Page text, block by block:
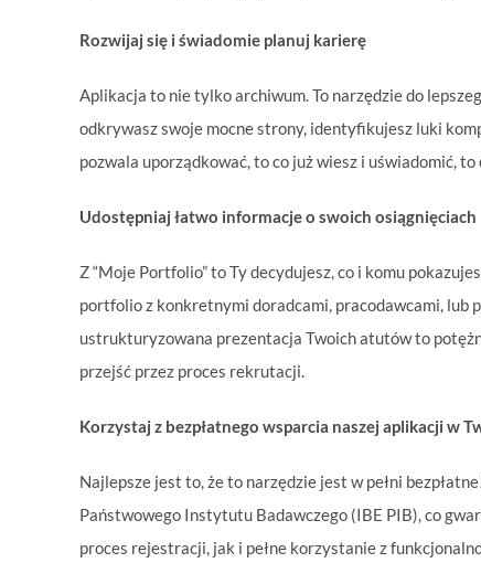
Rozwijaj się i świadomie planuj karierę
Aplikacja to nie tylko archiwum. To narzędzie do
odkrywasz swoje mocne strony, identyfikujesz luki
pozwala uporządkować, to co już wiesz i uświadomić,
Udostępniaj łatwo informacje o swoich osiągnięciach
Z “Moje Portfolio” to Ty decydujesz, co i komu
portfolio z konkretnymi doradcami, pracodawcami,
ustrukturyzowana prezentacja Twoich atutów to
przejść przez proces rekrutacji.
Korzystaj z bezpłatnego wsparcia naszej aplikacji w
Najlepsze jest to, że to narzędzie jest w pełni
Państwowego Instytutu Badawczego (IBE PIB), co
proces rejestracji, jak i pełne korzystanie z